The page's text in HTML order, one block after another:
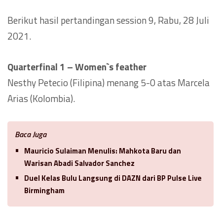
Berikut hasil pertandingan session 9, Rabu, 28 Juli
2021.
Quarterfinal 1 – Women`s feather
Nesthy Petecio (Filipina) menang 5-0 atas Marcela
Arias (Kolombia).
Baca Juga
Mauricio Sulaiman Menulis: Mahkota Baru dan
Warisan Abadi Salvador Sanchez
Duel Kelas Bulu Langsung di DAZN dari BP Pulse Live
Birmingham